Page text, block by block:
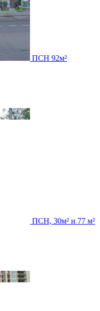
ПСН 92м²
ПСН, 30м² и 77 м²